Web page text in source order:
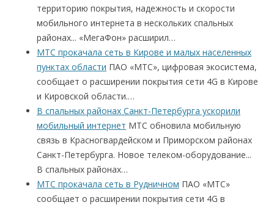
территорию покрытия, надежность и скорости
мобильного интернета в нескольких спальных
районах... «МегаФон» расширил…
МТС прокачала сеть в Кирове и малых населенных
пунктах области ПАО «МТС», цифровая экосистема,
сообщает о расширении покрытия сети 4G в Кирове
и Кировской области.…
В спальных районах Санкт-Петербурга ускорили
мобильный интернет МТС обновила мобильную
связь в Красногвардейском и Приморском районах
Санкт-Петербурга. Новое телеком-оборудование...
В спальных районах…
МТС прокачала сеть в Рудничном ПАО «МТС»
сообщает о расширении покрытия сети 4G в